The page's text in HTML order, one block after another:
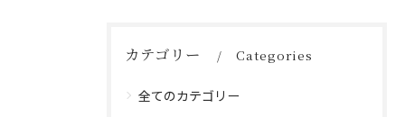
カテゴリー Categories
全てのカテゴリー